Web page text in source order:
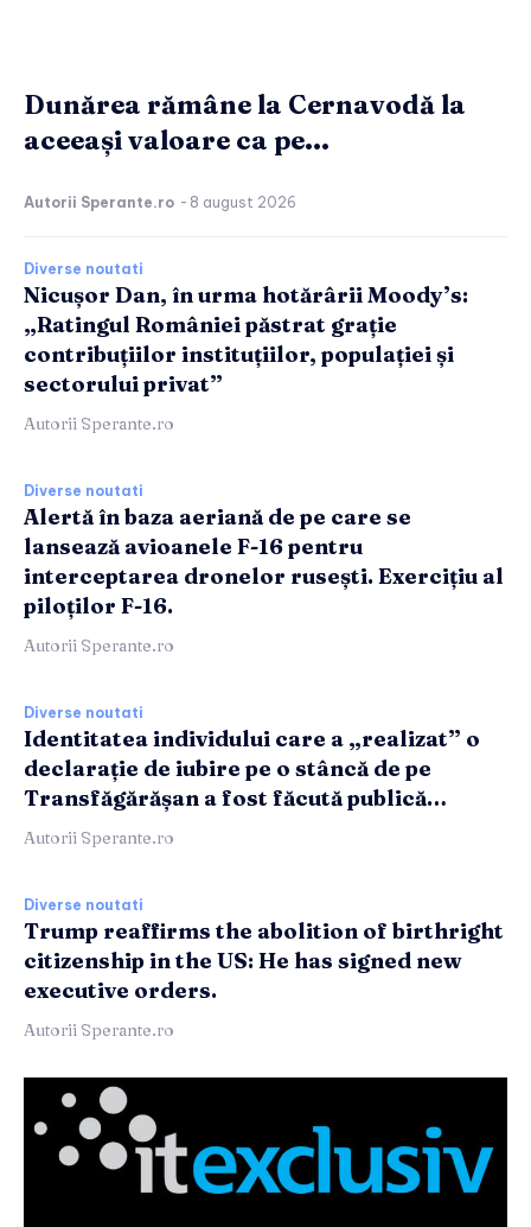
Dunărea rămâne la Cernavodă la
aceeași valoare ca pe...
Autorii Sperante.ro - 8 august 2026
Diverse noutati
Nicușor Dan, în urma hotărârii Moody’s:
„Ratingul României păstrat grație
contribuțiilor instituțiilor, populației și
sectorului privat”
Autorii Sperante.ro
Diverse noutati
Alertă în baza aeriană de pe care se
lansează avioanele F-16 pentru
interceptarea dronelor rusești. Exercițiu al
piloților F-16.
Autorii Sperante.ro
Diverse noutati
Identitatea individului care a „realizat” o
declarație de iubire pe o stâncă de pe
Transfăgărășan a fost făcută publică…
Autorii Sperante.ro
Diverse noutati
Trump reaffirms the abolition of birthright
citizenship in the US: He has signed new
executive orders.
Autorii Sperante.ro